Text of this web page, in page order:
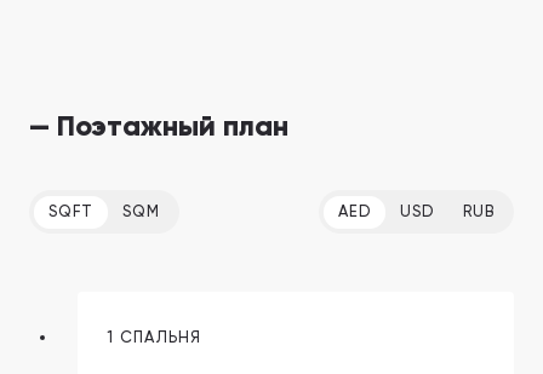
— Поэтажный план
SQFT SQM AED USD RUB
1 СПАЛЬНЯ